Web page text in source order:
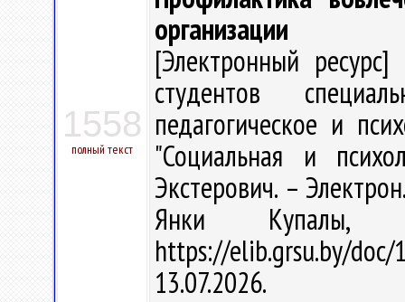
1558
полный текст
организации
[Электронный
студентов
педагогическое и
"Социальная и
Экстерович. –
Янки
https://elib.grsu.by/
13.07.2026.